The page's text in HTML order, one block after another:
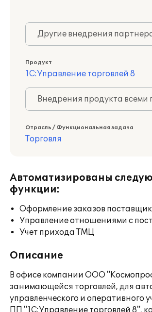
Другие внедрения
Продукт
1С:Управление торговлей 8
Внедрения продукта
Отрасль / Функциональная задача
Торговля
Автоматизированы
функции:
Оформление заказов
Управление отношениями с
Учет прихода ТМЦ
Описание
В офисе компании ООО
занимающейся торговлей, для
управленческого и оперативного
ПП "1С:Управление торговлей 8",